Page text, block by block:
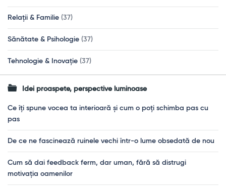
Relații & Familie (37)
Sănătate & Psihologie (37)
Tehnologie & Inovație (37)
Idei proaspete, perspective luminoase
Ce îți spune vocea ta interioară și cum o poți schimba pas cu
pas
De ce ne fascinează ruinele vechi într-o lume obsedată de nou
Cum să dai feedback ferm, dar uman, fără să distrugi
motivația oamenilor